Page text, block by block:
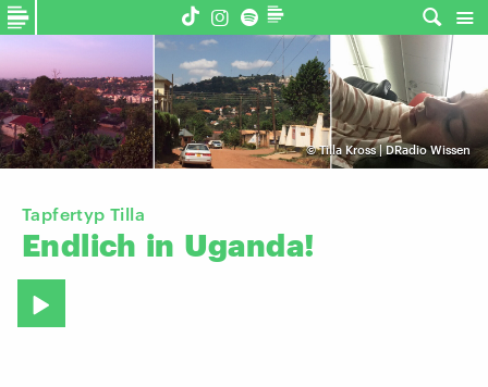
©Tilla Kross | DRadio Wissen
Tapfertyp Tilla
Endlich in Uganda!